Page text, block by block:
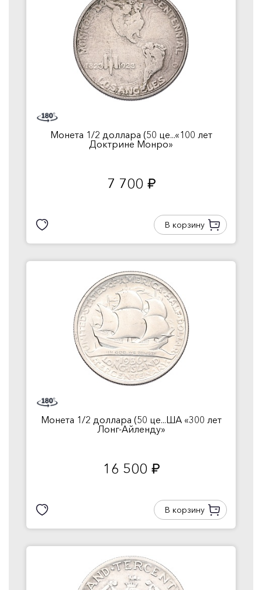
Монета 1/2 доллара (50 це...«100 лет
Доктрине Монро»
7 700 руб.
В корзину
Монета 1/2 доллара (50 це...ША «300 лет
Лонг-Айленду»
16 500 руб.
В корзину